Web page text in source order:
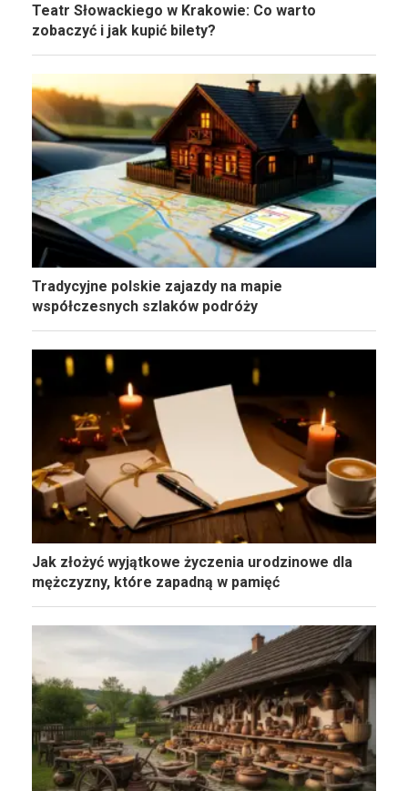
Teatr Słowackiego w Krakowie: Co warto
zobaczyć i jak kupić bilety?
Tradycyjne polskie zajazdy na mapie
współczesnych szlaków podróży
Jak złożyć wyjątkowe życzenia urodzinowe dla
mężczyzny, które zapadną w pamięć